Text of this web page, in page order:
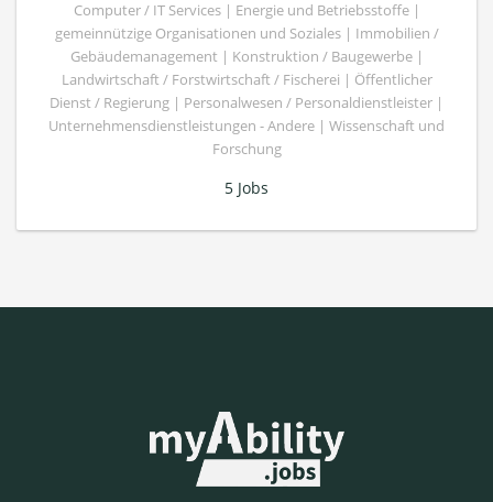
Computer / IT Services | Energie und Betriebsstoffe |
gemeinnützige Organisationen und Soziales | Immobilien /
Gebäudemanagement | Konstruktion / Baugewerbe |
Landwirtschaft / Forstwirtschaft / Fischerei | Öffentlicher
Dienst / Regierung | Personalwesen / Personaldienstleister |
Unternehmensdienstleistungen - Andere | Wissenschaft und
Forschung
5 Jobs